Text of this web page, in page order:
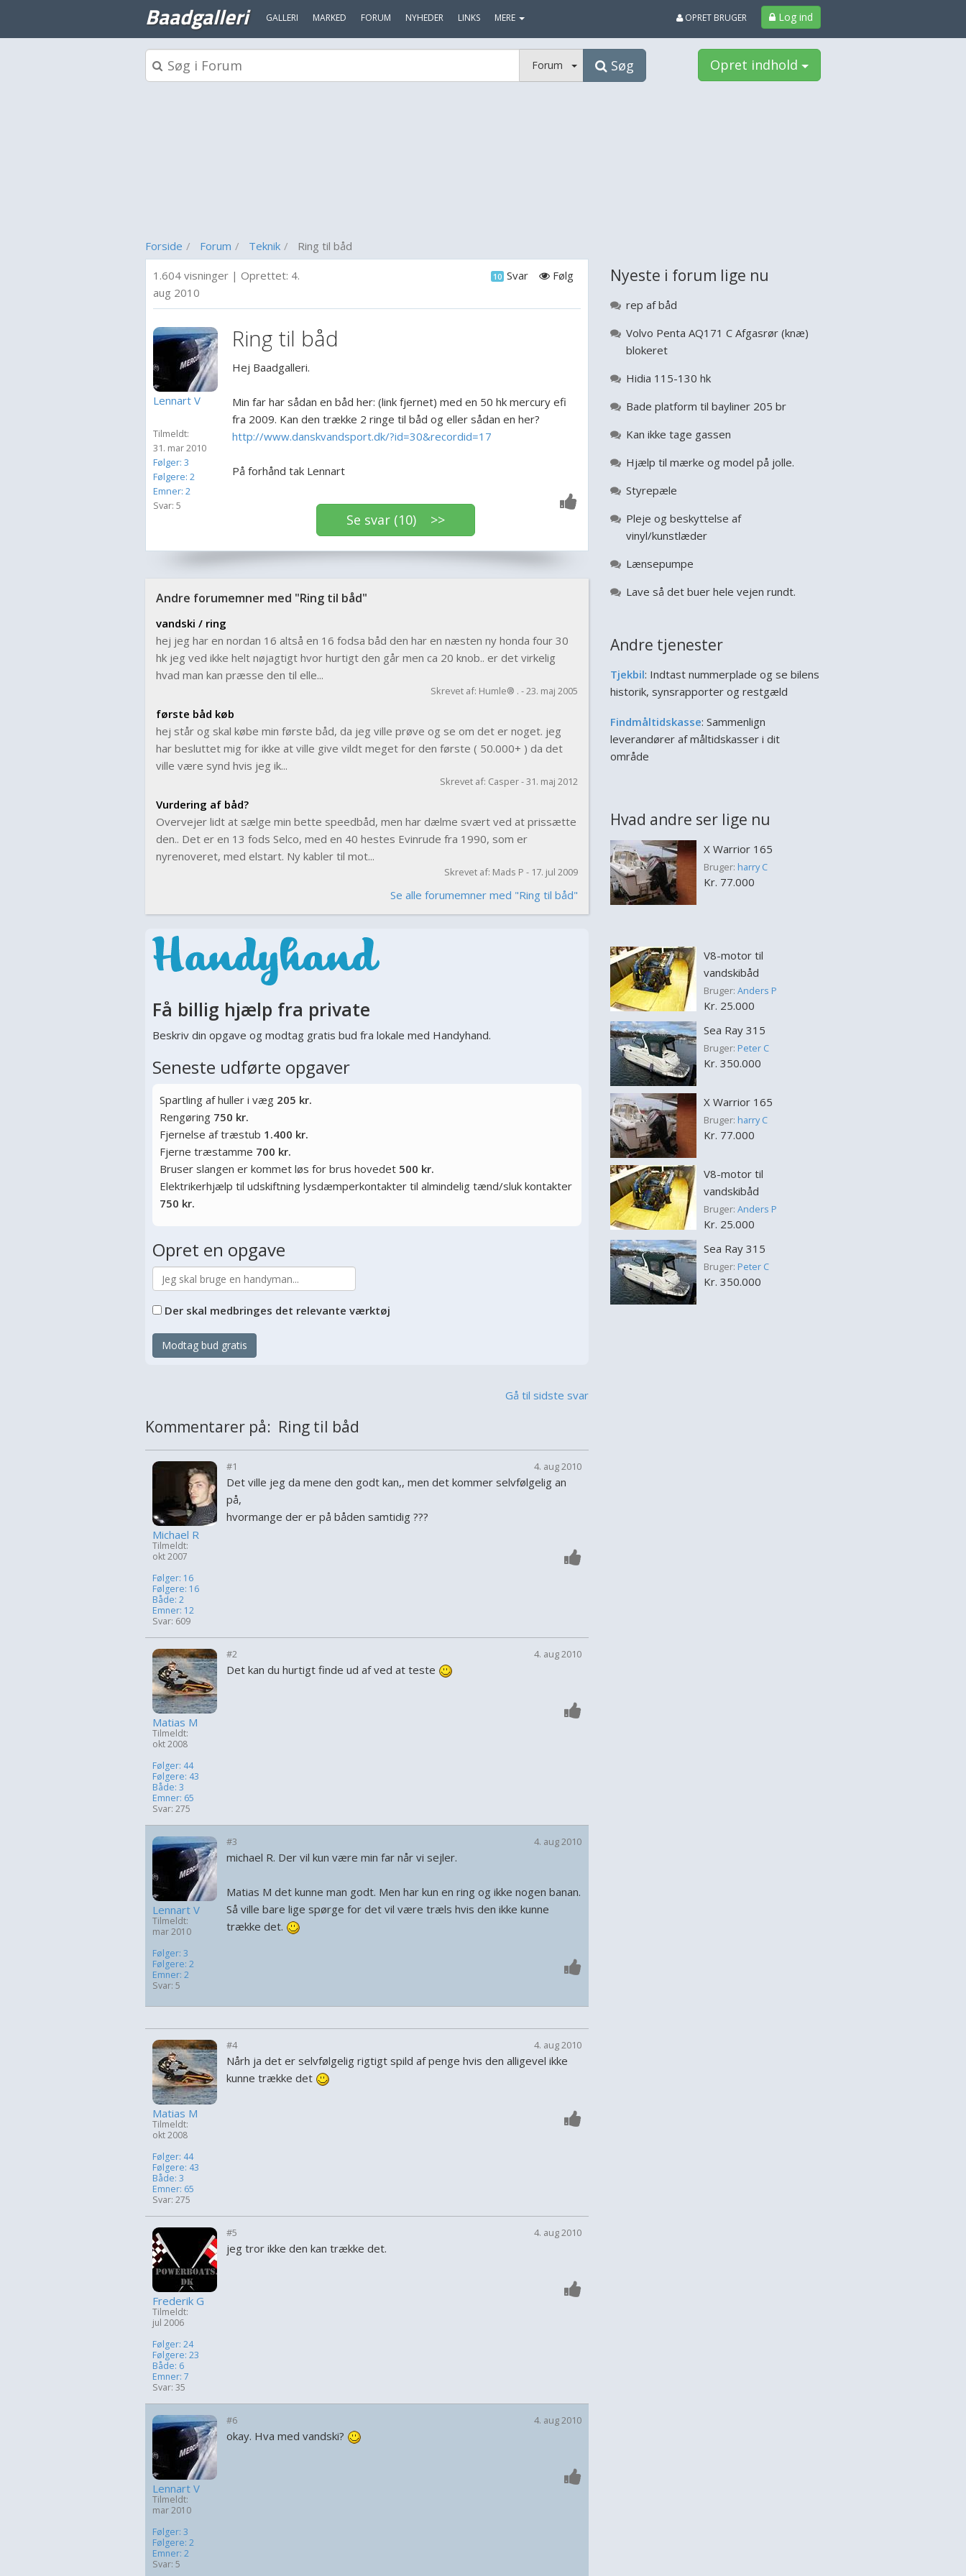
Baadgalleri GALLERI MARKED FORUM NYHEDER LINKS MERE Log ind
OPRET BRUGER
Forum Søg Opret indhold
Forside Forum Teknik Ring til båd
1.604 visninger | Oprettet: 4.
aug 2010
Følg
10 Svar
Lennart V
Tilmeldt:
31. mar 2010
Følger: 3
Følgere: 2
Emner: 2
Svar: 5
Ring til båd
Hej Baadgalleri.
Min far har sådan en båd her: (link fjernet) med en 50 hk mercury efi
fra 2009. Kan den trække 2 ringe til båd og eller sådan en her?
http://www.danskvandsport.dk/?id=30&recordid=17
På forhånd tak Lennart
Se svar (10) >>
Andre forumemner med "Ring til båd"
vandski / ring
hej jeg har en nordan 16 altså en 16 fodsa båd den har en næsten ny honda four 30
hk jeg ved ikke helt nøjagtigt hvor hurtigt den går men ca 20 knob.. er det virkelig
hvad man kan præsse den til elle...
Skrevet af: Humle® . - 23. maj 2005
første båd køb
hej står og skal købe min første båd, da jeg ville prøve og se om det er noget. jeg
har besluttet mig for ikke at ville give vildt meget for den første ( 50.000+ ) da det
ville være synd hvis jeg ik...
Skrevet af: Casper - 31. maj 2012
Vurdering af båd?
Overvejer lidt at sælge min bette speedbåd, men har dælme svært ved at prissætte
den.. Det er en 13 fods Selco, med en 40 hestes Evinrude fra 1990, som er
nyrenoveret, med elstart. Ny kabler til mot...
Skrevet af: Mads P - 17. jul 2009
Se alle forumemner med "Ring til båd"
Få billig hjælp fra private
Beskriv din opgave og modtag gratis bud fra lokale med Handyhand.
Seneste udførte opgaver
Spartling af huller i væg 205 kr.
Rengøring 750 kr.
Fjernelse af træstub 1.400 kr.
Fjerne træstamme 700 kr.
Bruser slangen er kommet løs for brus hovedet 500 kr.
Elektrikerhjælp til udskiftning lysdæmperkontakter til almindelig tænd/sluk kontakter
750 kr.
Opret en opgave
Der skal medbringes det relevante værktøj
Modtag bud gratis
Gå til sidste svar
Kommentarer på: Ring til båd
Michael R
Tilmeldt:
okt 2007
Følger: 16
Følgere: 16
Både: 2
Emner: 12
Svar: 609
#1 4. aug 2010
Det ville jeg da mene den godt kan,, men det kommer selvfølgelig an
på,
hvormange der er på båden samtidig ???
Matias M
Tilmeldt:
okt 2008
Følger: 44
Følgere: 43
Både: 3
Emner: 65
Svar: 275
#2 4. aug 2010
Det kan du hurtigt finde ud af ved at teste
Lennart V
Tilmeldt:
mar 2010
Følger: 3
Følgere: 2
Emner: 2
Svar: 5
#3 4. aug 2010
michael R. Der vil kun være min far når vi sejler.
Matias M det kunne man godt. Men har kun en ring og ikke nogen banan.
Så ville bare lige spørge for det vil være træls hvis den ikke kunne
trække det.
Matias M
Tilmeldt:
okt 2008
Følger: 44
Følgere: 43
Både: 3
Emner: 65
Svar: 275
#4 4. aug 2010
Nårh ja det er selvfølgelig rigtigt spild af penge hvis den alligevel ikke
kunne trække det
Frederik G
Tilmeldt:
jul 2006
Følger: 24
Følgere: 23
Både: 6
Emner: 7
Svar: 35
#5 4. aug 2010
jeg tror ikke den kan trække det.
Lennart V
Tilmeldt:
mar 2010
Følger: 3
Følgere: 2
Emner: 2
Svar: 5
#6 4. aug 2010
okay. Hva med vandski?
Nyeste i forum lige nu
rep af båd
Volvo Penta AQ171 C Afgasrør (knæ)
blokeret
Hidia 115-130 hk
Bade platform til bayliner 205 br
Kan ikke tage gassen
Hjælp til mærke og model på jolle.
Styrepæle
Pleje og beskyttelse af
vinyl/kunstlæder
Lænsepumpe
Lave så det buer hele vejen rundt.
Andre tjenester
Tjekbil: Indtast nummerplade og se bilens
historik, synsrapporter og restgæld
Findmåltidskasse: Sammenlign
leverandører af måltidskasser i dit
område
Hvad andre ser lige nu
X Warrior 165
Bruger: harry C
Kr. 77.000
V8-motor til
vandskibåd
Bruger: Anders P
Kr. 25.000
Sea Ray 315
Bruger: Peter C
Kr. 350.000
X Warrior 165
Bruger: harry C
Kr. 77.000
V8-motor til
vandskibåd
Bruger: Anders P
Kr. 25.000
Sea Ray 315
Bruger: Peter C
Kr. 350.000